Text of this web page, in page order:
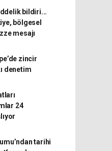
bildiri...
bölgesel
mesajı
zincir
denetim
24
tarihi